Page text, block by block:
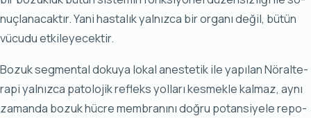
nuç­la­na­cak­tır. Ya­ni has­ta­lık yal­nız­ca bir or­ga­nı de­ğil, bü­tün
vü­cu­du et­ki­le­ye­cek­tir.
Bo­zuk seg­men­tal do­ku­ya lo­kal anes­te­tik ile ya­pı­lan Nö­ral­te­
ra­pi yal­nız­ca pa­to­lo­jik ref­leks yol­la­rı kes­mek­le kal­maz, ay­nı
za­man­da bo­zuk hüc­re mem­bra­nı­nı doğ­ru po­tan­si­ye­le re­po­